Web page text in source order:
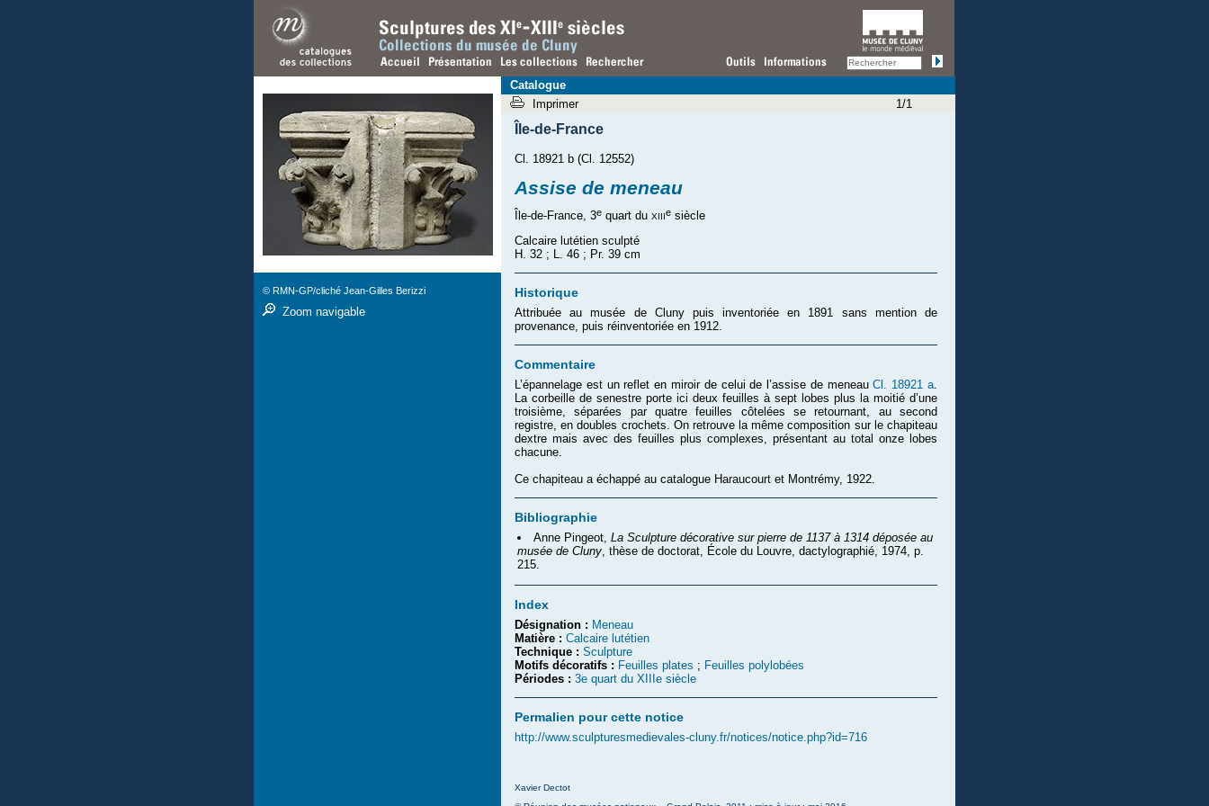
Île-de-France
Cl. 18921 b (Cl. 12552)
Assise de meneau
Île-de-France, 3e quart du xiiie siècle
Calcaire lutétien sculpté
H. 32 ; L. 46 ; Pr. 39 cm
Historique
Attribuée au musée de Cluny puis inventoriée en 1891 sans mention de
provenance, puis réinventoriée en 1912.
Commentaire
L’épannelage est un reflet en miroir de celui de l’assise de meneauCl. 18921 a
La corbeille de senestre porte ici deux feuilles à sept lobes plus la moitié d’une
troisième, séparées par quatre feuilles côtelées se retournant, au second
registre, en doubles crochets. On retrouve la même composition sur le chapiteau
dextre mais avec des feuilles plus complexes, présentant au total onze lobes
chacune.
Ce chapiteau a échappé au catalogue Haraucourt et Montrémy, 1922.
Bibliographie
Anne Pingeot, La Sculpture décorative sur pierre de 1137 à 1314 déposée au
musée de Cluny , thèse de doctorat, École du Louvre, dactylographié, 1974, p.
215.
Index
Désignation : Meneau
Matière : Calcaire lutétien
Technique : Sculpture
Motifs décoratifs : Feuilles plates ; Feuilles polylobées
Périodes : 3e quart du XIIIe siècle
Permalien pour cette notice
http://www.sculpturesmedievales-cluny.fr/notices/notice.php?id=716
Xavier Dectot
© RMN-GP/cliché Jean-Gilles Berizzi
Zoom navigable
Catalogue
Imprimer
1/1